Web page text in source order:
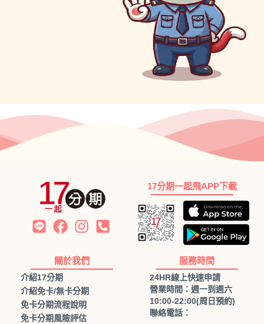
17分期一起飛APP下載
關於我們
介紹17分期
介紹免卡/無卡分期
免卡分期流程說明
免卡分期風險評估
服務時間
24HR線上快速申請
營業時間：週一到週六
10:00-22:00(周日預約)
聯絡電話：